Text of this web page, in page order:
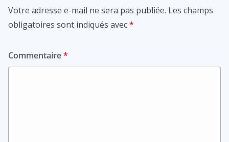
Votre adresse e-mail ne sera pas publiée. Les champs
obligatoires sont indiqués avec*
Commentaire*